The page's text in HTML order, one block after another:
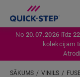
No 20.07.2026 līdz
kolekcijām
SĀKUMS VINILS